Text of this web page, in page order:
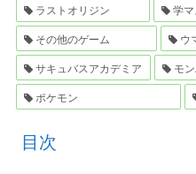
ラストオリジン 学マ
その他のゲーム
ウ
サキュバスアカデミア
モン
ポケモン
目次